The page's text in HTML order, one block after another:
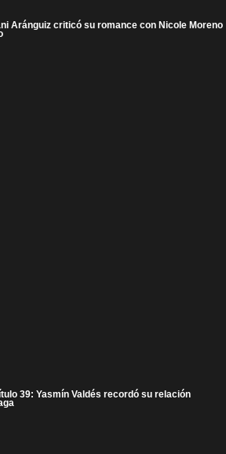
Aránguiz criticó su romance con Nicole Moreno
39: Yasmín Valdés recordó su relación